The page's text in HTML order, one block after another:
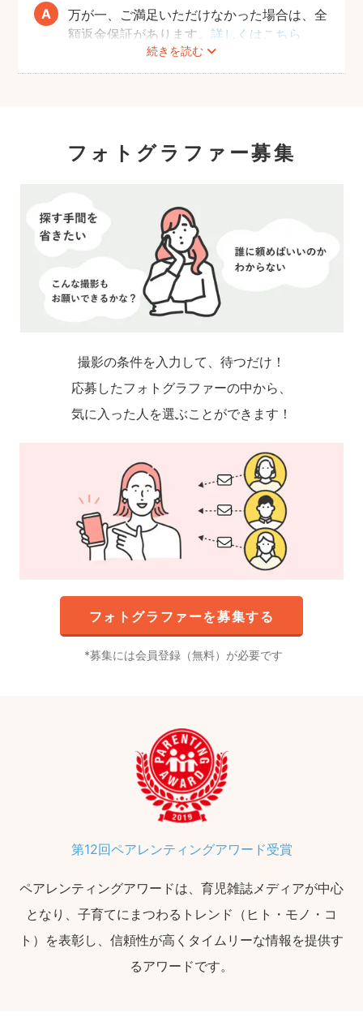
続きを読む
万が一、ご満足いただけなかった場合は、全
額返金保証があります。詳しくはこちら
フォトグラファー募集
撮影の条件を入力して、待つだけ！
応募したフォトグラファーの中から、
気に入った人を選ぶことができます！
フォトグラファーを募集する
募集には会員登録（無料）が必要です
第12回ペアレンティングアワード受賞
ペアレンティングアワードは、育児雑誌メディアが中心
となり、子育てにまつわるトレンド（ヒト・モノ・コ
ト）を表彰し、信頼性が高くタイムリーな情報を提供す
るアワードです。